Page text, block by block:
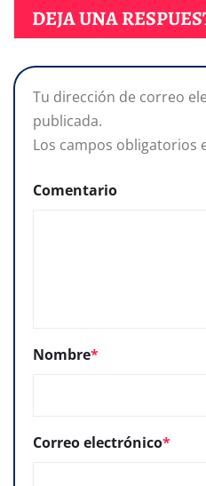
DEJA UNA
Tu dirección de correo
publicada.
Los campos obligatorios
Comentario
Nombre*
Correo electrónico*